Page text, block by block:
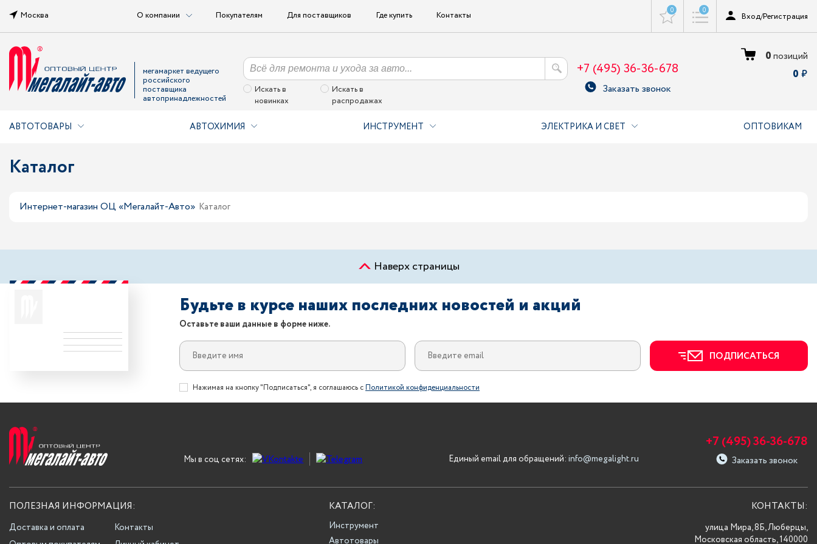
Москва О компании Покупателям Для поставщиков Где купить Контакты 0 0
Вход/Регистрация
мегамаркет ведущего
российского
поставщика
автопринадлежностей
Искать в
новинках
Искать в
распродажах
+7 (495) 36-36-678
Заказать звонок
0позиций
0
АВТОТОВАРЫ АВТОХИМИЯ ИНСТРУМЕНТ ЭЛЕКТРИКА И СВЕТ ОПТОВИКАМ
Каталог
Интернет-магазин ОЦ «Мегалайт-Авто» Каталог
Наверх страницы
Будьте в курсе наших последних новостей и акций
Оставьте ваши данные в форме ниже.
ПОДПИСАТЬСЯ
Нажимая на кнопку "Подписаться", я соглашаюсь сПолитикой конфиденциальности
Мы в соц сетях: Единый email для обращений: info@megalight.ru
+7 (495) 36-36-678
Заказать звонок
ПОЛЕЗНАЯ ИНФОРМАЦИЯ:
Доставка и оплата
Контакты
КАТАЛОГ:
Инструмент
Автотовары
КОНТАКТЫ:
улица Мира, 8Б, Люберцы,
Московская область, 140000